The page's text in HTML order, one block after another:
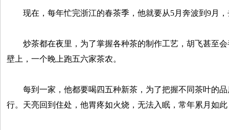
现在，每年忙完浙江的春茶季，他就要从5月奔波到9月，
炒茶都在夜里，为了掌握各种茶的制作工艺，胡飞甚至会
壁上，一个晚上跑五六家茶农。
每到一家，他都要喝四五种新茶，为了把握不同茶叶的品
行。天亮回到住处，他胃疼如火烧，无法入眠，常年累月如